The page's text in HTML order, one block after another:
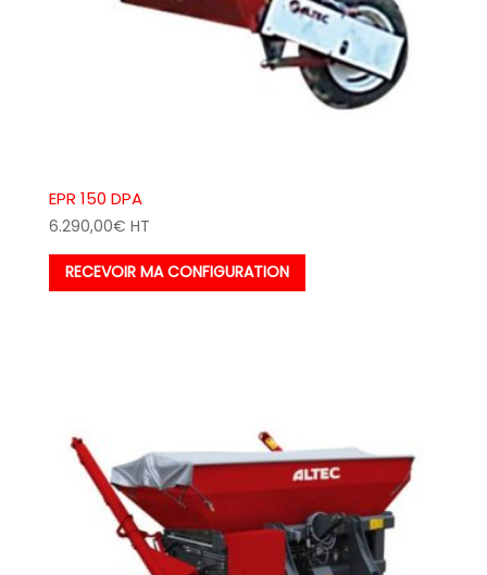
EPR 150 DPA
6.290,00€ HT
RECEVOIR MA CONFIGURATION